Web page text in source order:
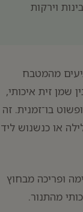
וירקות
מהמטבח
שמן זית איכותי,
בו־זמנית. זה
או כנשנוש ליד
ופריכה מבחוץ
מהתנור.